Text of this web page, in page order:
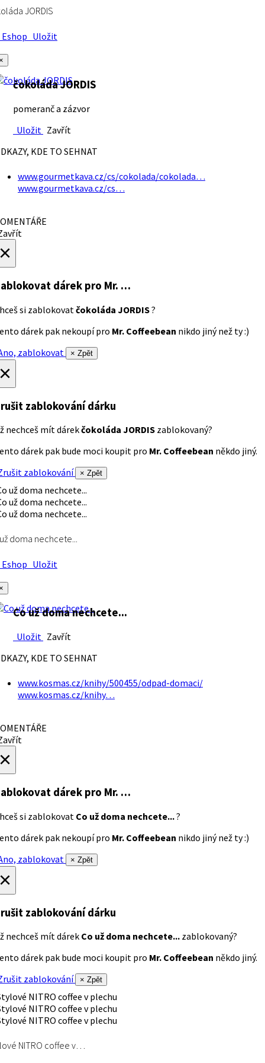
JORDIS
Uložit
čokoláda JORDIS
pomeranč a zázvor
Uložit Zavřít
KDE TO SEHNAT
www.gourmetkava.cz/cs/cokolada/cokolada…
www.gourmetkava.cz/cs…
dárek pro Mr. …
si zablokovat čokoláda JORDIS?
dárek pak nekoupí pro Mr. Coffeebean nikdo jiný než ty :)
zablokovat
× Zpět
zablokování dárku
nechceš mít dárekčokoláda JORDIS zablokovaný?
dárek pak bude moci koupit pro Mr. Coffeebean někdo jiný.
zablokování
× Zpět
doma nechcete...
Uložit
Co už doma nechcete...
Uložit Zavřít
KDE TO SEHNAT
www.kosmas.cz/knihy/500455/odpad-domaci/
www.kosmas.cz/knihy…
dárek pro Mr. …
si zablokovat Co už doma nechcete...?
dárek pak nekoupí pro Mr. Coffeebean nikdo jiný než ty :)
zablokovat
× Zpět
zablokování dárku
nechceš mít dárek Co už doma nechcete... zablokovaný?
dárek pak bude moci koupit pro Mr. Coffeebean někdo jiný.
zablokování
× Zpět
NITRO coffee v…